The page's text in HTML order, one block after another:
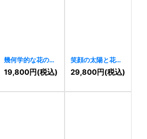
幾何学的な花の優
美ロゴ [10233]
19,800円(税込)
笑顔の太陽と花の
ロゴ[10139]
29,800円(税込)